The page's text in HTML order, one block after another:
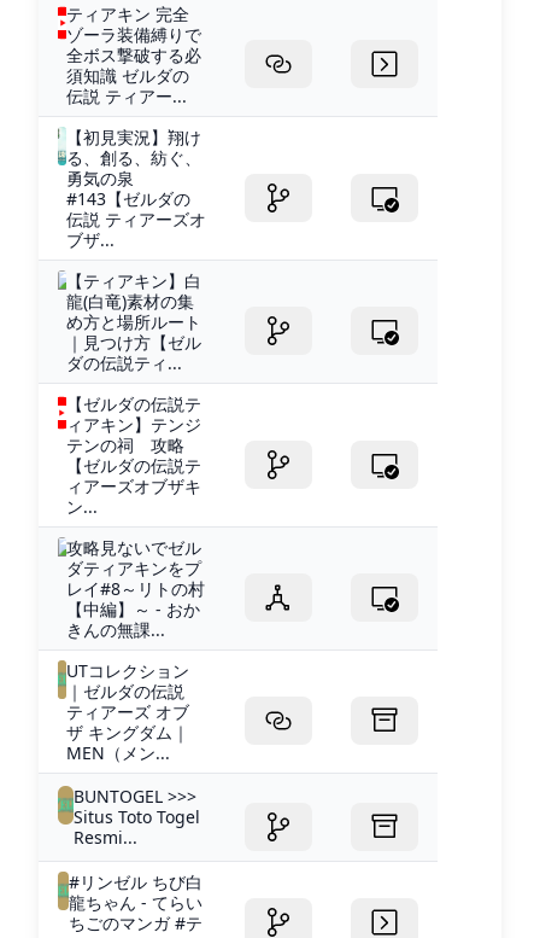
ティアキン 完全
ゾーラ装備縛りで
全ボス撃破する必
須知識 ゼルダの
伝説 ティアー...
【初見実況】翔け
る、創る、紡ぐ、
勇気の泉
#143【ゼルダの
伝説 ティアーズオ
ブザ...
【ティアキン】白
龍(白竜)素材の集
め方と場所ルート
｜見つけ方【ゼル
ダの伝説ティ...
【ゼルダの伝説テ
ィアキン】テンジ
テンの祠 攻略
【ゼルダの伝説テ
ィアーズオブザキ
ン...
攻略見ないでゼル
ダティアキンをプ
レイ#8～リトの村
【中編】～ - おか
きんの無課...
UTコレクション
｜ゼルダの伝説
ティアーズ オブ
ザ キングダム｜
MEN（メン...
BUNTOGEL >>>
Situs Toto Togel
Resmi...
#リンゼル ちび白
龍ちゃん - てらい
ちごのマンガ #テ